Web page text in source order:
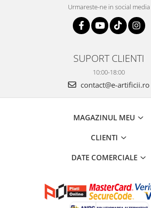
Urmareste-ne in social media
SUPORT CLIENTI
10:00-18:00
contact@e-artificii.ro
MAGAZINUL MEU
CLIENTI
DATE COMERCIALE